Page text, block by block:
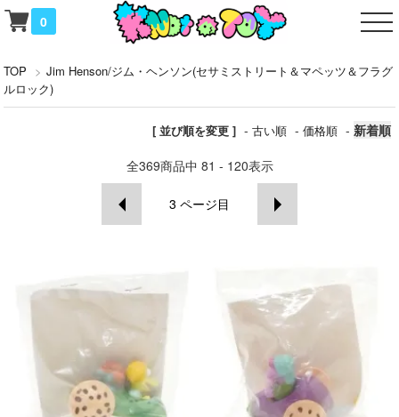
0
TOP > Jim Henson/ジム・ヘンソン(セサミストリート＆マペッツ＆フラグ
ルロック)
[ 並び順を変更 ] - 古い順 - 価格順 - 新着順
全369商品中 81 - 120表示
3 ページ目